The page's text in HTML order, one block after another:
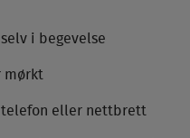
i begevelse
mørkt
telefon eller nettbrett